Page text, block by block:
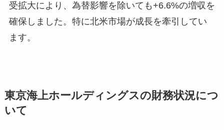
受拡大により、為替影響を除いても+6.6%の増収を
確保しました。特に北米市場が成長を牽引してい
ます。
東京海上ホールディングスの財務状況につ
いて